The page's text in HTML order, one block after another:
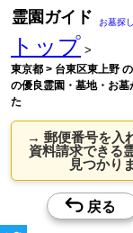
霊園ガイド お墓探
トップ >
東京都 > 台東区東上野
の優良霊園・墓地・お墓
た
→ 郵便番号を入
資料請求できる
見つかり